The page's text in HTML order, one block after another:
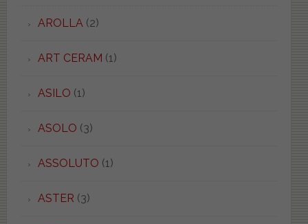
AROLLA (2)
ART CERAM (1)
ASILO (1)
ASOLO (3)
ASSOLUTO (1)
ASTER (3)